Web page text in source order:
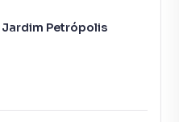
Petrópolis